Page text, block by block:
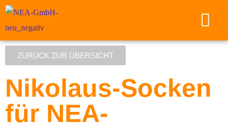
ZURÜCK ZUR ÜBERSICHT
Nikolaus-Socken
für NEA-